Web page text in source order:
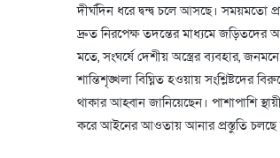
দীর্ঘদিন ধরে দ্বন্দ্ব চলে আসছে। সময়মতো
দ্রুত নিরপেক্ষ তদন্তের মাধ্যমে
মতে, সংঘর্ষে দেশীয় অস্ত্রের ব্যবহার,
শান্তিশৃঙ্খলা বিঘ্নিত হওয়ায় সংশ্লিষ্টদের
থাকার আহ্বান জানিয়েছেন। পাশাপাশি
করে আইনের আওতায় আনার প্রস্তুতি চলছে